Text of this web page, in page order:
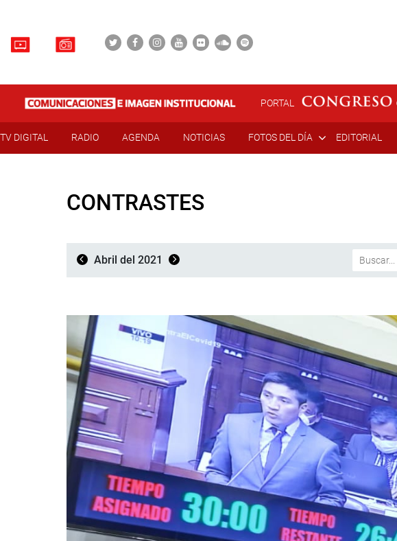
PORTAL
TV DIGITAL RADIO AGENDA NOTICIAS FOTOS DEL DÍA EDITORIAL
CONTRASTES
Abril del 2021